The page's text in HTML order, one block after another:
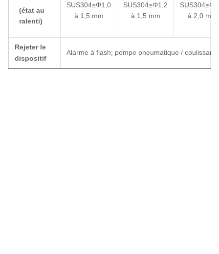
(état au
ralenti)
SUS304≥Φ1,0
à 1,5 mm
SUS304≥Φ1,2
à 1,5 mm
à 2,0 mm
Rejeter le
dispositif
Alarme à flash; pompe pneumatique /